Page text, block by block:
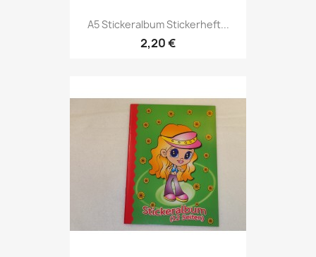
A5 Stickeralbum Stickerheft...
2,20 €